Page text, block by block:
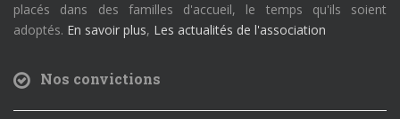
placés dans des familles d'accueil, le temps qu'ils soient
adoptés. En savoir plus, Les actualités de l'association
Nos convictions